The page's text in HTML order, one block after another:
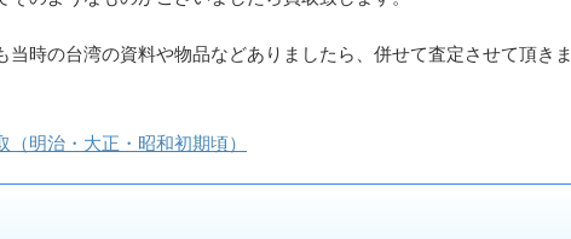
当時の台湾の資料や物品などありましたら、併せて査定させて頂きま
明治・大正・昭和初期頃）